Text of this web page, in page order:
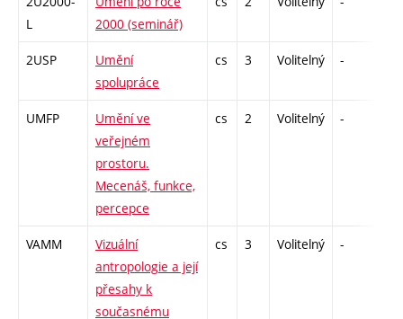
L
2000 (seminář)
2USP
Umění
spolupráce
cs 3 Volitelný -
UMFP
Umění ve
veřejném
prostoru.
Mecenáš, funkce,
percepce
cs 2 Volitelný -
VAMM
Vizuální
antropologie a její
přesahy k
současnému
cs 3 Volitelný -